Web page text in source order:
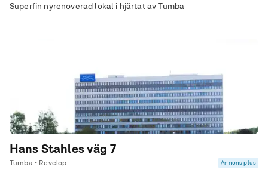
Superfin nyrenoverad lokal i hjärtat av Tumba
Hans Stahles väg 7
Tumba • Revelop Annons plus